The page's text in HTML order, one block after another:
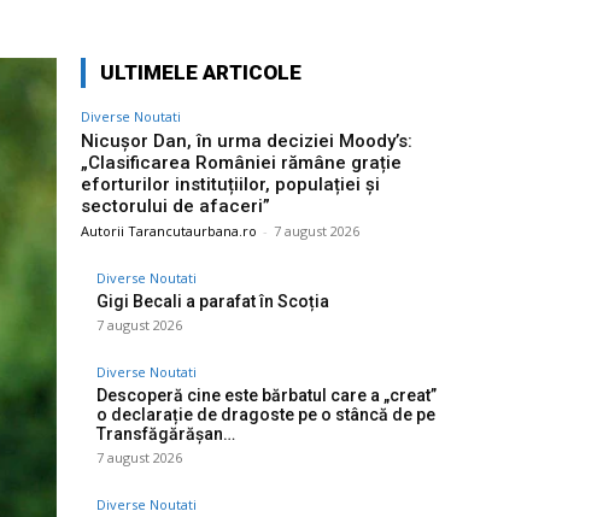
ULTIMELE ARTICOLE
Diverse Noutati
Nicușor Dan, în urma deciziei Moody’s:
„Clasificarea României rămâne grație
eforturilor instituțiilor, populației și
sectorului de afaceri”
Autorii Tarancutaurbana.ro - 7 august 2026
Diverse Noutati
Gigi Becali a parafat în Scoția
7 august 2026
Diverse Noutati
Descoperă cine este bărbatul care a „creat”
o declarație de dragoste pe o stâncă de pe
Transfăgărășan…
7 august 2026
Diverse Noutati